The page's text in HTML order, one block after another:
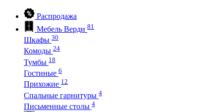
Распродажа
Мебель Верди 81
Шкафы 30
Комоды 24
Тумбы 18
Гостиные 6
Прихожие 12
Спальные гарнитуры 4
Письменные столы 4